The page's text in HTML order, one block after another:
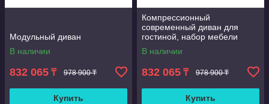
Модульный диван
В наличии
832 065 ₸ 978 900 ₸
Купить
Компрессионный
современный диван для
гостиной, набор мебели
В наличии
832 065 ₸ 978 900 ₸
Купить